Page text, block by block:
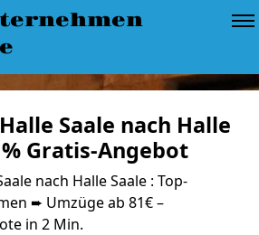
Saale nach Halle
Gratis-Angebot
nach Halle Saale : Top-
➨ Umzüge ab 81€ –
in 2 Min.